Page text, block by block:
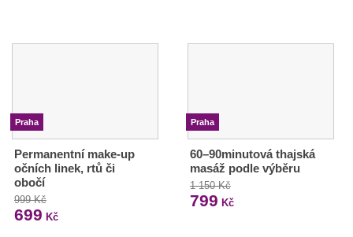
Praha
Permanentní make-up
očních linek, rtů či
obočí
999 Kč
699 Kč
Praha
60–90minutová thajská
masáž podle výběru
1 150 Kč
799 Kč